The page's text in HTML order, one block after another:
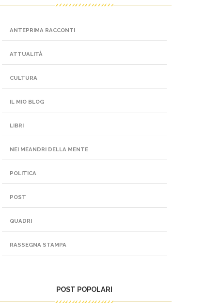
ANTEPRIMA RACCONTI
ATTUALITÀ
CULTURA
IL MIO BLOG
LIBRI
NEI MEANDRI DELLA MENTE
POLITICA
POST
QUADRI
RASSEGNA STAMPA
POST POPOLARI